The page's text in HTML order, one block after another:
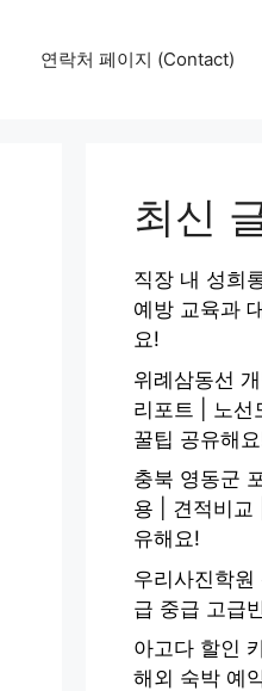
연락처 페이지 (Contact)
최신
직장 내 성희
예방 교육과
요!
위례삼동선
리포트 | 노선
꿀팁 공유해
충북 영동군
용 | 견적비교
유해요!
우리사진학
급 중급 고급
아고다 할인
해외 숙박 예